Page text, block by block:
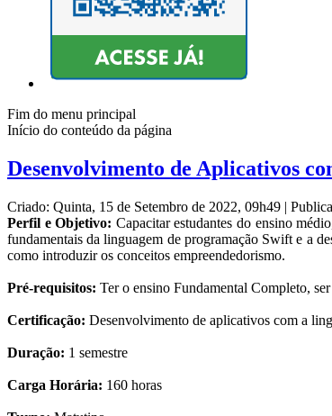
Fim do menu principal
Início do conteúdo da página
Desenvolvimento de Aplicativos
Criado: Quinta, 15 de Setembro de 2022, 09h49 |
Perfil e Objetivo: Capacitar estudantes do ensino
fundamentais da linguagem de programação Swift e a
como introduzir os conceitos empreendedorismo.
Pré-requisitos: Ter o ensino Fundamental Completo,
Certificação: Desenvolvimento de aplicativos com a
Duração: 1 semestre
Carga Horária: 160 horas